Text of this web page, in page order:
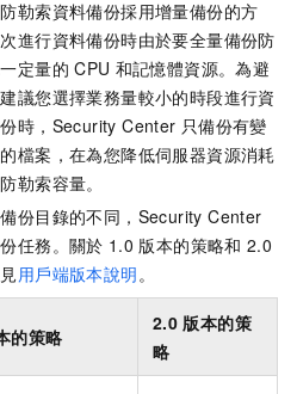
勒索資料備份採用增量備份的方
進行資料備份時由於要全量備份防
定量的 CPU 和記憶體資源。為避
議您選擇業務量較小的時段進行資
時，Security Center 只備份有變
檔案，在為您降低伺服器資源消耗
勒索容量。
份目錄的不同，Security Center
任務。關於 1.0 版本的策略和 2.0
用戶端版本說明。
的策略
2.0 版本的策
略